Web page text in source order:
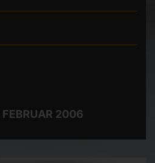
FEBRUAR 2006